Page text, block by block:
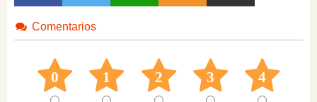
Comentarios
0 1 2 3 4